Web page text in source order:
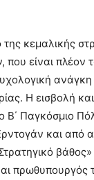
κεμαλικής
είναι πλέον
Η εισβολή
Β΄ Παγκόσμιο
και από
πρωθυπουργός